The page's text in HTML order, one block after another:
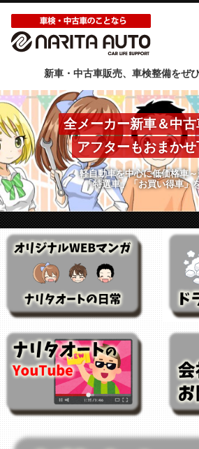
新車・中古車販売、車検整備をぜ
全メーカー新車＆中古
アフターもおまか
軽自動車を中心に低価格車
「特選車」「お買い得車」